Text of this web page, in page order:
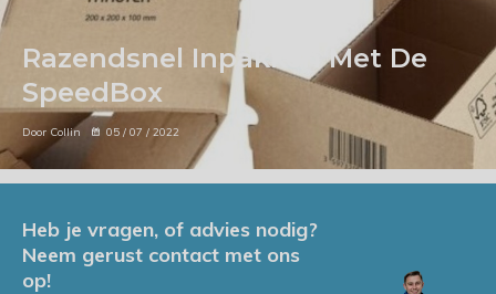
Razendsnel Inpakken Met De
SpeedBox
Door Collin 05 / 07 / 2022
Heb je vragen, of advies nodig?
Neem gerust contact met ons
op!